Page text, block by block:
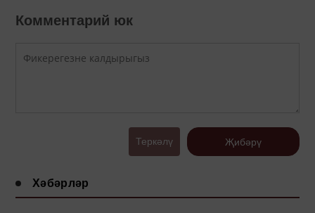
Комментарий юк
Теркәлү Җибәрү
Хәбәрләр